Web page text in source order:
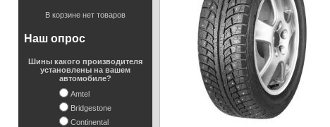
В корзине нет товаров
Наш опрос
Шины какого производителя
установлены на вашем
автомобиле?
Amtel
Bridgestone
Continental